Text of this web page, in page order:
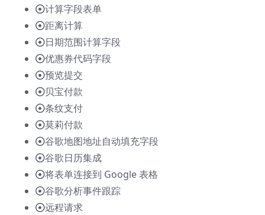
计算字段表单
距离计算
日期范围计算字段
优惠券代码字段
预览提交
贝宝付款
条纹支付
莫莉付款
谷歌地图地址自动填充字段
谷歌日历集成
将表单连接到 Google 表格
谷歌分析事件跟踪
远程请求